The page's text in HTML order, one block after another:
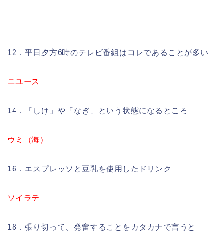
12．平日夕方6時のテレビ番組はコレであることが多い
ニユース
14．「しけ」や「なぎ」という状態になるところ
ウミ（海）
16．エスプレッソと豆乳を使用したドリンク
ソイラテ
18．張り切って、発奮することをカタカナで言うと